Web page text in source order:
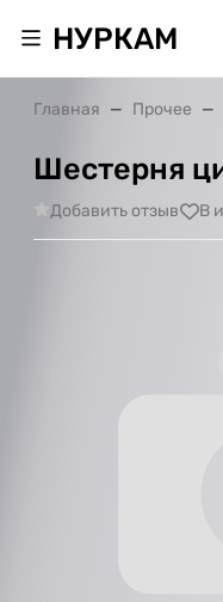
НУРКАМ
Главная Прочее
Шестерня
Добавить отзыв В